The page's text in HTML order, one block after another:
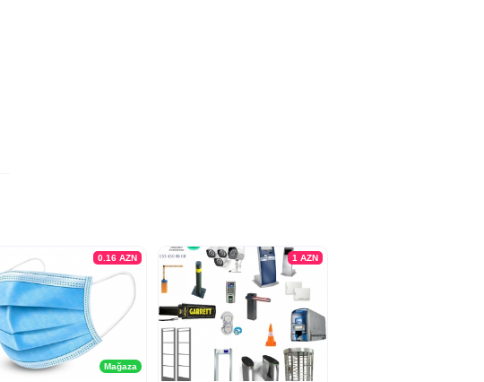
Mağaza
0.16 AZN 1 AZN